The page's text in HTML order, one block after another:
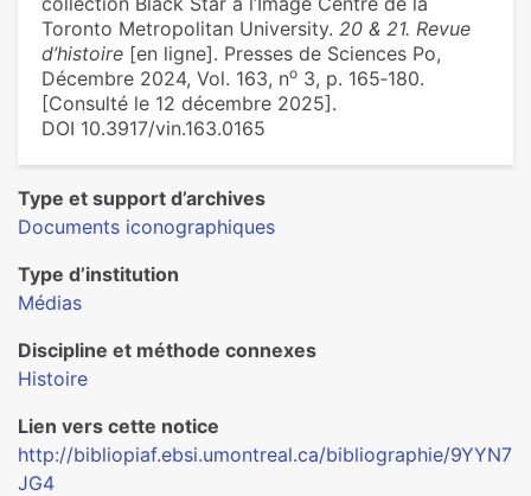
Toronto Metropolitan University. 20 & 21. Revue
d’histoire [en ligne]. Presses de Sciences Po,
Décembre 2024, Vol. 163, no 3, p. 165‑180.
[Consulté le 12 décembre 2025].
DOI 10.3917/vin.163.0165
Type et support d’archives
Documents iconographiques
Type d’institution
Médias
Discipline et méthode connexes
Histoire
Lien vers cette notice
http://bibliopiaf.ebsi.umontreal.ca/bibliographie/9YYN7
JG4